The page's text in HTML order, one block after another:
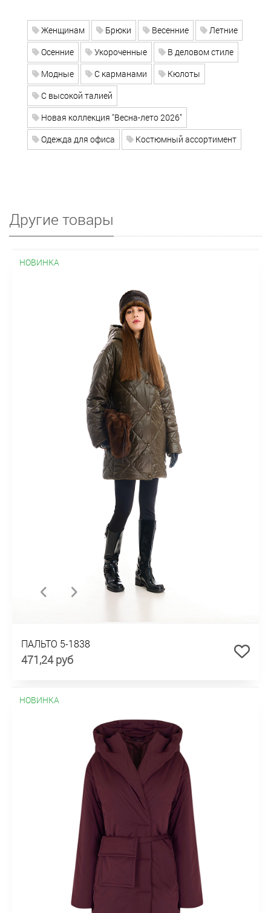
Женщинам Брюки Весенние
Летние
Осенние
Укороченные
В деловом стиле
Модные
С карманами
Кюлоты
С высокой талией
Новая коллекция "Весна-лето 2026"
Одежда для офиса
Костюмный ассортимент
Другие товары
НОВИНКА
ПАЛЬТО 5-1838
471,24 руб
НОВИНКА